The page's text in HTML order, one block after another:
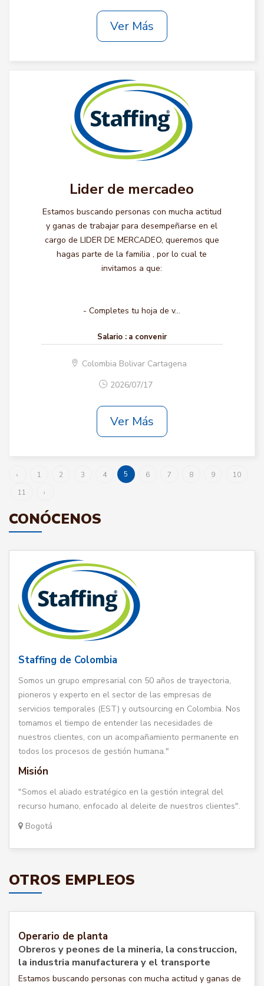
Ver Más
Lider de mercadeo
Estamos buscando personas con mucha actitud
y ganas de trabajar para desempeñarse en el
cargo de LIDER DE MERCADEO, queremos que
hagas parte de la familia , por lo cual te
invitamos a que:
- Completes tu hoja de v...
Salario : a convenir
Colombia Bolivar Cartagena
2026/07/17
Ver Más
‹ 1 2 3 4 5 6 7 8 9
10
11
›
CONÓCENOS
Staffing de Colombia
Somos un grupo empresarial con 50 años de trayectoria,
pioneros y experto en el sector de las empresas de
servicios temporales (EST) y outsourcing en Colombia. Nos
tomamos el tiempo de entender las necesidades de
nuestros clientes, con un acompañamiento permanente en
todos los procesos de gestión humana."
Misión
"Somos el aliado estratégico en la gestión integral del
recurso humano, enfocado al deleite de nuestros clientes".
Bogotá
OTROS EMPLEOS
Operario de planta
Obreros y peones de la mineria, la construccion,
la industria manufacturera y el transporte
Estamos buscando personas con mucha actitud y ganas de